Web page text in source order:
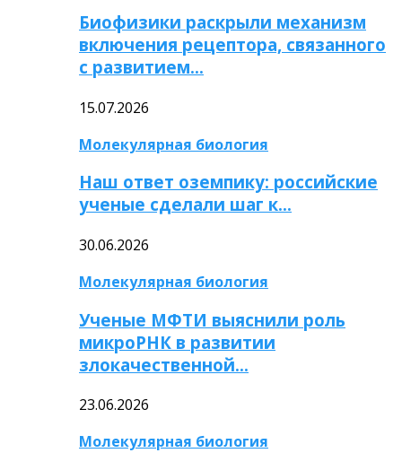
Биофизики раскрыли механизм
включения рецептора, связанного
с развитием…
15.07.2026
Молекулярная биология
Наш ответ оземпику: российские
ученые сделали шаг к…
30.06.2026
Молекулярная биология
Ученые МФТИ выяснили роль
микроРНК в развитии
злокачественной…
23.06.2026
Молекулярная биология